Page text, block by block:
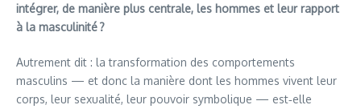
intégrer, de manière plus centrale, les hommes et leur rapport
à la masculinité ?
Autrement dit : la transformation des comportements
masculins — et donc la manière dont les hommes vivent leur
corps, leur sexualité, leur pouvoir symbolique — est‑elle